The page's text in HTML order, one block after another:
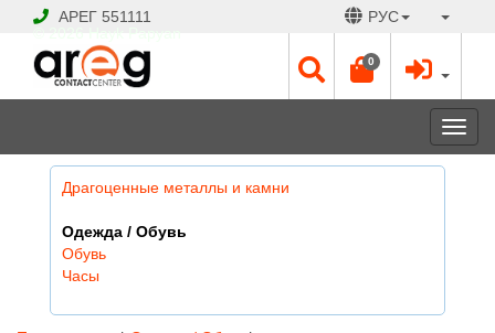
АРЕГ 551111 РУС
0
Драгоценные металлы и камни
Одежда / Обувь
Обувь
Часы